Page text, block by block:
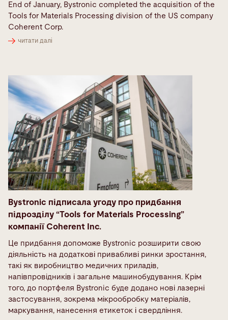
End of January, Bystronic completed the acquisition of the
Tools for Materials Processing division of the US company
Coherent Corp.
читати далі
Bystronic підписала угоду про придбання
підрозділу “Tools for Materials Processing”
компанії Coherent Inc.
Це придбання допоможе Bystronic розширити свою
діяльність на додаткові привабливі ринки зростання,
такі як виробництво медичних приладів,
напівпровідників і загальне машинобудування. Крім
того, до портфеля Bystronic буде додано нові лазерні
застосування, зокрема мікрообробку матеріалів,
маркування, нанесення етикеток і свердління.